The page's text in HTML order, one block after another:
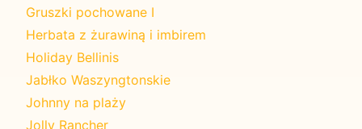
Gruszki pochowane I
Herbata z żurawiną i imbirem
Holiday Bellinis
Jabłko Waszyngtonskie
Johnny na plaży
Jolly Rancher